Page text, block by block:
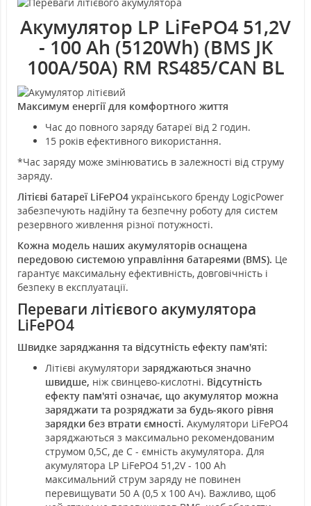
Акумулятор LP LiFePO4 51,2V
- 100 Ah (5120Wh) (BMS JK
100A/50А) RM RS485/CAN BL​
Максимум енергії для комфортного життя
Час до повного заряду батареї від 2 годин.
15 років ефективного використання.
*Час заряду може змінюватись в залежності від струму
заряду.
Літієві батареї LiFePO4 українського бренду LogicPower
забезпечують надійну та безпечну роботу для систем
резервного живлення різної потужності.
Кожна модель наших акумуляторів оснащена
передовою системою управління батареями (BMS). Це
гарантує максимальну ефективність, довговічність і
безпеку в експлуатації.
Переваги літієвого акумулятора
LiFePO4
Швидке заряджання та відсутність ефекту пам'яті:
Літієві акумулятори заряджаються значно
швидше, ніж свинцево-кислотні. Відсутність
ефекту пам'яті означає, що акумулятор можна
заряджати та розряджати за будь-якого рівня
зарядки без втрати ємності. Акумулятори LiFePO4
заряджаються з максимально рекомендованим
струмом 0,5С, де С - ємність акумулятора. Для
акумулятора LP LiFePO4 51,2V - 100 Ah
максимальний струм заряду не повинен
перевищувати 50 А (0,5 x 100 Ач). Важливо, щоб